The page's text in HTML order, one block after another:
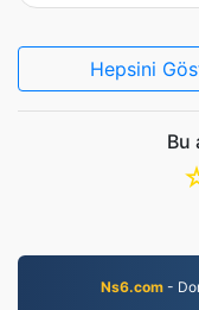
Hepsini
Bu
Ns6.com-